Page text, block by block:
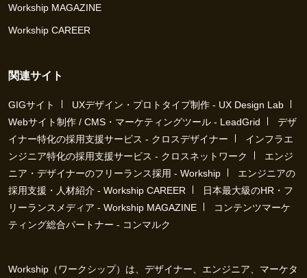
Workship MAGAZINE
Workship CAREER
関連サイト
GIGサイト
UXデザイン・プロトタイプ制作 - UX Design Lab
Webサイト制作 / CMS・マーケティングツール - LeadGrid
デザ
イナー特化の採用支援サービス - クロスデザイナー
インフラエ
ンジニア特化の採用支援サービス - クロスネットワーク
エンジ
ニア・デザイナーのフリーランス採用 - Workship
エンジニアの
採用支援・人材紹介 - Workship CAREER
日本最大級のHR・フ
リーランスメディア - Workship MAGAZINE
コンテンツマーケ
ティング総合パートナー - コンマルク
Workship（ワークシップ）は、デザイナー、エンジニア、マーケタ